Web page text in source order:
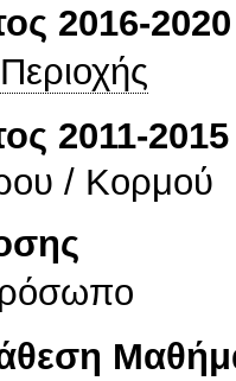
2016-2020
2011-2015
/ Κορμού